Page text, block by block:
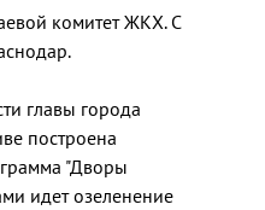
комитет ЖКХ. С
главы города
построена
"Дворы
идет озеленение